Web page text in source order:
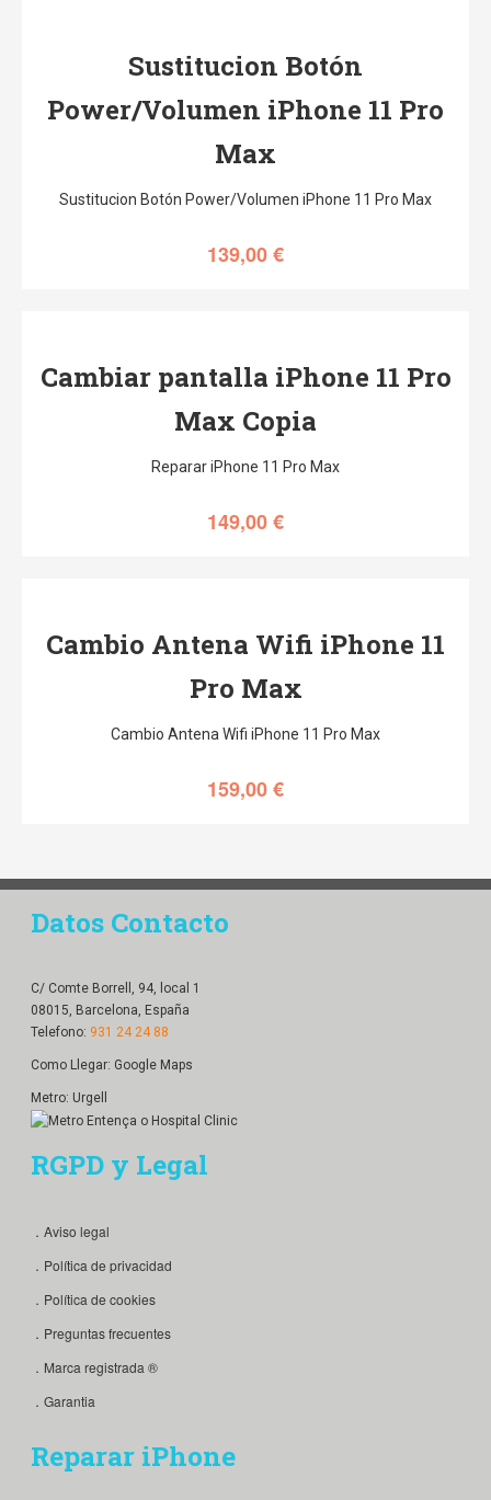
Sustitucion Botón
Power/Volumen iPhone 11 Pro
Max
Sustitucion Botón Power/Volumen iPhone 11 Pro Max
139,00€
Cambiar pantalla iPhone 11 Pro
Max Copia
Reparar iPhone 11 Pro Max
149,00€
Cambio Antena Wifi iPhone 11
Pro Max
Cambio Antena Wifi iPhone 11 Pro Max
159,00€
Datos Contacto
C/ Comte Borrell, 94, local 1
08015, Barcelona, España
Telefono: 931 24 24 88
Como Llegar: Google Maps
Metro: Urgell
RGPD y Legal
．Aviso legal
．Política de privacidad
．Política de cookies
．Preguntas frecuentes
．Marca registrada ®
．Garantia
Reparar iPhone